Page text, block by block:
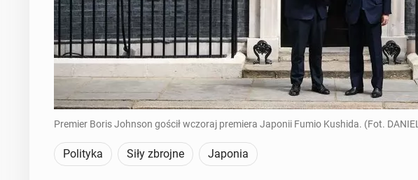
Premier Boris Johnson gościł wczoraj premiera Japonii Fumio Kushida. (Fot.
Polityka Siły zbrojne Japonia